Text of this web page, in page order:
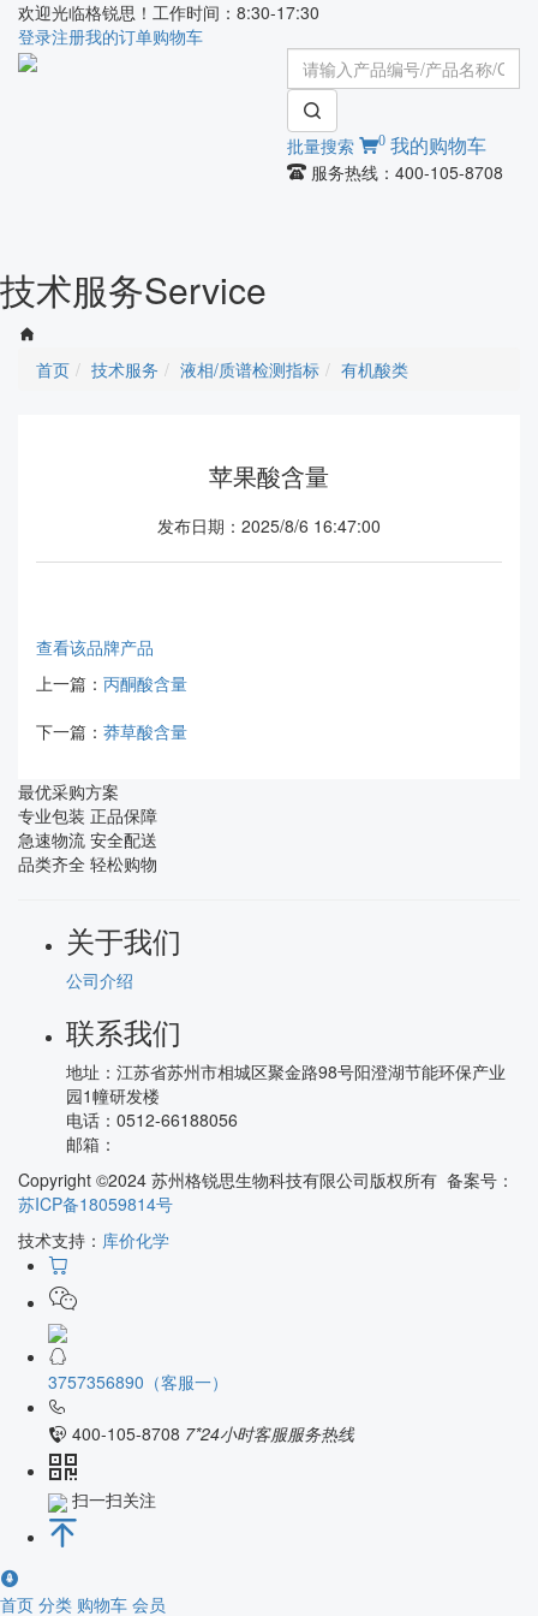
欢迎光临格锐思！工作时间：8:30-17:30
登录注册我的订单购物车
批量搜索 0 我的购物车
服务热线：400-105-8708
技术服务Service
首页 技术服务 液相/质谱检测指标 有机酸类
苹果酸含量
发布日期：2025/8/6 16:47:00
查看该品牌产品
上一篇： 丙酮酸含量
下一篇： 莽草酸含量
最优采购方案
专业包装 正品保障
急速物流 安全配送
品类齐全 轻松购物
关于我们
公司介绍
联系我们
地址： 江苏省苏州市相城区聚金路98号阳澄湖节能环保产业
园1幢研发楼
电话： 0512-66188056
邮箱：
Copyright ©2024 苏州格锐思生物科技有限公司版权所有 备案号：
苏ICP备18059814号
技术支持： 库价化学
3757356890（客服一）
400-105-8708 7*24小时客服服务热线
扫一扫关注
首页 分类 购物车 会员